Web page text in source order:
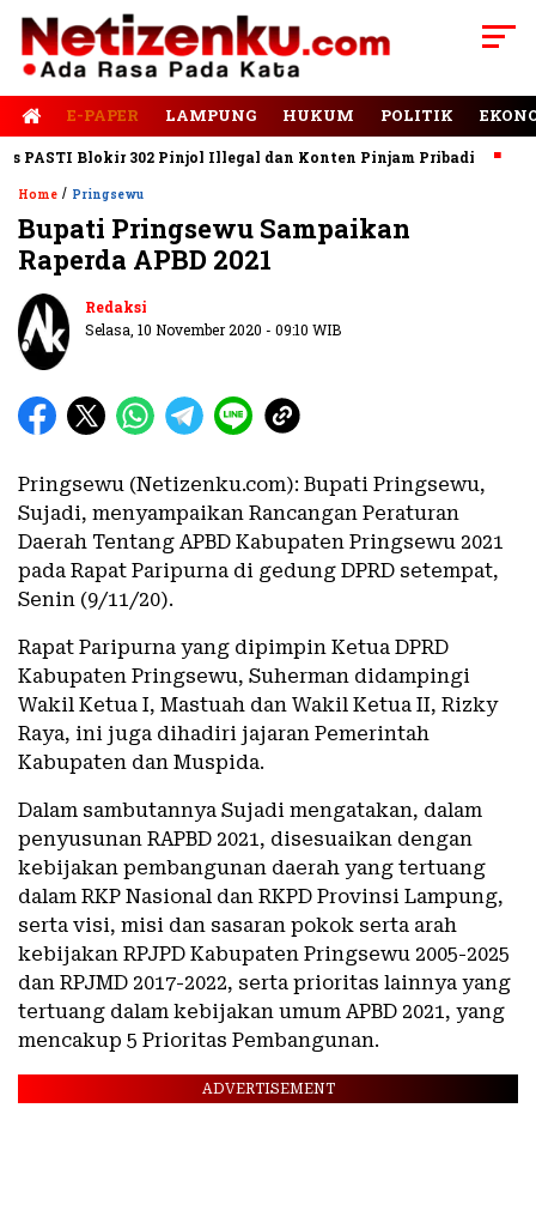
E-PAPER LAMPUNG HUKUM POLITIK
Blokir 302 Pinjol Illegal dan Konten Pinjam Pribadi
Home / Pringsewu
Bupati Pringsewu Sampaikan
Raperda APBD 2021
Redaksi
Selasa, 10 November 2020 - 09:10 WIB
Pringsewu (Netizenku.com): Bupati Pringsewu,
Sujadi, menyampaikan Rancangan Peraturan
Daerah Tentang APBD Kabupaten Pringsewu 2021
pada Rapat Paripurna di gedung DPRD setempat,
Senin (9/11/20).
Rapat Paripurna yang dipimpin Ketua DPRD
Kabupaten Pringsewu, Suherman didampingi
Wakil Ketua I, Mastuah dan Wakil Ketua II, Rizky
Raya, ini juga dihadiri jajaran Pemerintah
Kabupaten dan Muspida.
Dalam sambutannya Sujadi mengatakan, dalam
penyusunan RAPBD 2021, disesuaikan dengan
kebijakan pembangunan daerah yang tertuang
dalam RKP Nasional dan RKPD Provinsi Lampung,
serta visi, misi dan sasaran pokok serta arah
kebijakan RPJPD Kabupaten Pringsewu 2005-2025
dan RPJMD 2017-2022, serta prioritas lainnya yang
tertuang dalam kebijakan umum APBD 2021, yang
mencakup 5 Prioritas Pembangunan.
ADVERTISEMENT